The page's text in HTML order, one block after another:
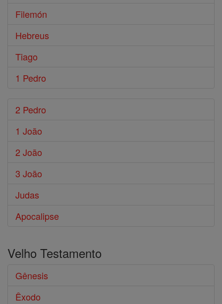
Filemón
Hebreus
Tiago
1 Pedro
2 Pedro
1 João
2 João
3 João
Judas
Apocalipse
Velho Testamento
Gênesis
Êxodo